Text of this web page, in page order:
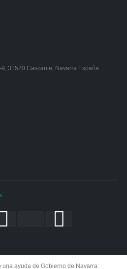
31520 Cascante, Navarra España
una ayuda de Gobierno de Navarra